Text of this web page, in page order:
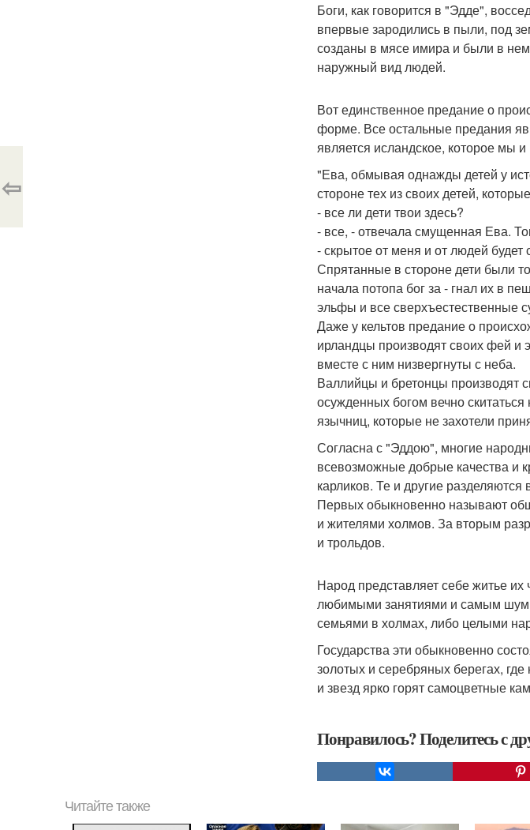
Боги, как говорится в "Эдде",
впервые зародились в пыли, под
созданы в мясе имира и были в нем
наружный вид людей.
Вот единственное предание о
форме. Все остальные предания
является исландское, которое мы
"Ева, обмывая однажды детей у
стороне тех из своих детей,
- все ли дети твои здесь?
- все, - отвечала смущенная Ева.
- скрытое от меня и от людей будет
Спрятанные в стороне дети были
начала потопа бог за - гнал их в
эльфы и все сверхъестественные
Даже у кельтов предание о
ирландцы производят своих фей и
вместе с ним низвергнуты с неба.
Валлийцы и бретонцы производят
осужденных богом вечно
язычниц, которые не захотели
Согласна с "Эддою", многие
всевозможные добрые качества и
карликов. Те и другие
Первых обыкновенно называют
и жителями холмов. За вторым
и трольдов.
Народ представляет себе житье
любимыми занятиями и самым
семьями в холмах, либо целыми
Государства эти обыкновенно
золотых и серебряных берегах,
и звезд ярко горят самоцветные
Понравилось? Поделитесь с
⇦
Читайте также